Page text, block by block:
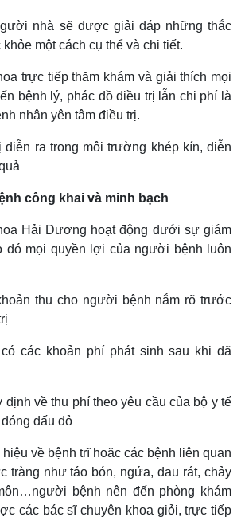
nhà sẽ được giải đáp những thắc
một cách cụ thể và chi tiết.
trực tiếp thăm khám và giải thích mọi
bệnh lý, phác đồ điều trị lẫn chi phí là
nhân yên tâm điều trị.
diễn ra trong môi trường khép kín, diễn
công khai và minh bạch
Hải Dương hoạt động dưới sự giám
đó mọi quyền lợi của người bệnh luôn
thu cho người bệnh nắm rõ trước
các khoản phí phát sinh sau khi đã
định về thu phí theo yêu cầu của bộ y tế
dấu đỏ
về bệnh trĩ hoăc các bệnh liên quan
tràng như táo bón, ngứa, đau rát, chảy
bệnh nên đến phòng khám
các bác sĩ chuyên khoa giỏi, trực tiếp